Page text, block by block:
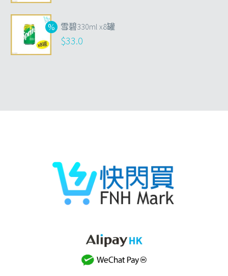
雪碧330ml x8罐
$33.0